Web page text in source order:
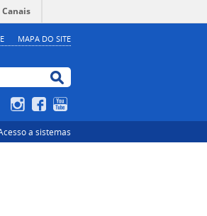
Canais
MAPA DO SITE
Buscar no portal
InstagramFacebook
a sistemas